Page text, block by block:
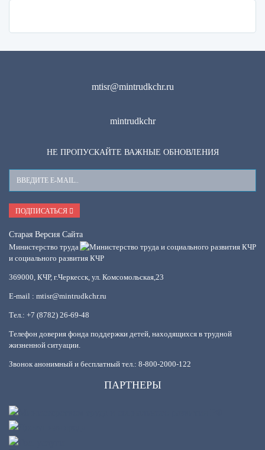
mtisr@mintrudkchr.ru
mintrudkchr
НЕ ПРОПУСКАЙТЕ ВАЖНЫЕ ОБНОВЛЕНИЯ
Ваш
E-
Mail
ПОДПИСАТЬСЯ
Старая Версия Сайта
Министерство труда
и социального развития КЧР
369000, КЧР, г.Черкесск, ул. Комсомольская,23
E-mail : mtisr@mintrudkchr.ru
Тел.: +7 (8782) 26-69-48
Телефон доверия фонда поддержки детей, находящихся в трудной
жизненной ситуации.
Звонок анонимный и бесплатный тел.: 8-800-2000-122
ПАРТНЕРЫ